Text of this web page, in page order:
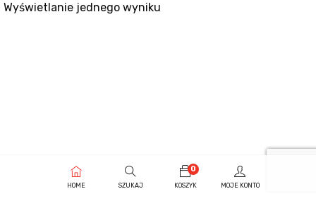
Wyświetlanie jednego wyniku
HOME SZUKAJ
0
KOSZYK MOJE KONTO